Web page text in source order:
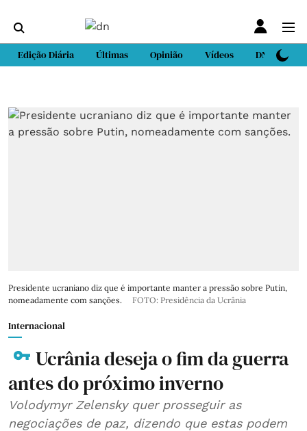
Edição Diária Últimas Opinião Vídeos DN Sport
Presidente ucraniano diz que é importante manter a pressão sobre Putin,
nomeadamente com sanções.
FOTO: Presidência da Ucrânia
Internacional
Ucrânia deseja o fim da guerra
antes do próximo inverno
Volodymyr Zelensky quer prosseguir as
negociações de paz, dizendo que estas podem